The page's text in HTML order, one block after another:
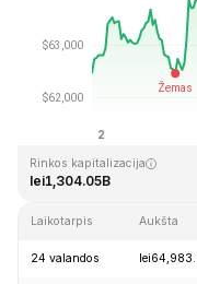
Paskutinį kartą atnaujinta:
lei126,080.00
Rinkos kapitalizacija
lei1,304.05B
Laikotarpis Aukšta
24 valandos